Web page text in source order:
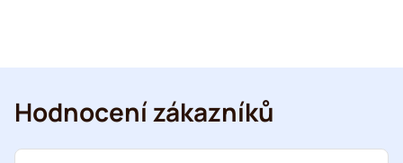
Hodnocení zákazníků